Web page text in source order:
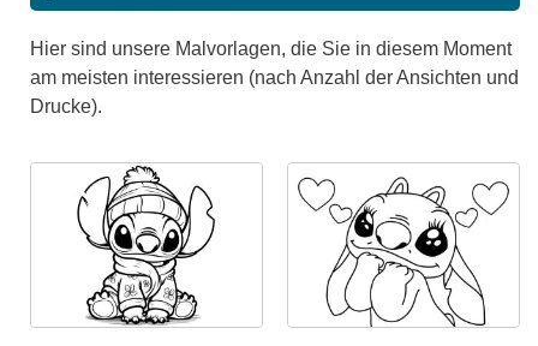
Hier sind unsere Malvorlagen, die Sie in diesem Moment
am meisten interessieren (nach Anzahl der Ansichten und
Drucke).